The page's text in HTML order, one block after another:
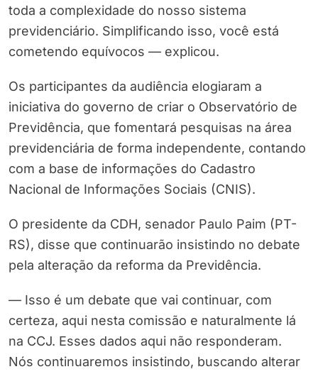
toda a complexidade do nosso sistema
previdenciário. Simplificando isso, você está
cometendo equívocos — explicou.
Os participantes da audiência elogiaram a
iniciativa do governo de criar o Observatório de
Previdência, que fomentará pesquisas na área
previdenciária de forma independente, contando
com a base de informações do Cadastro
Nacional de Informações Sociais (CNIS).
O presidente da CDH, senador Paulo Paim (PT-
RS), disse que continuarão insistindo no debate
pela alteração da reforma da Previdência.
— Isso é um debate que vai continuar, com
certeza, aqui nesta comissão e naturalmente lá
na CCJ. Esses dados aqui não responderam.
Nós continuaremos insistindo, buscando alterar